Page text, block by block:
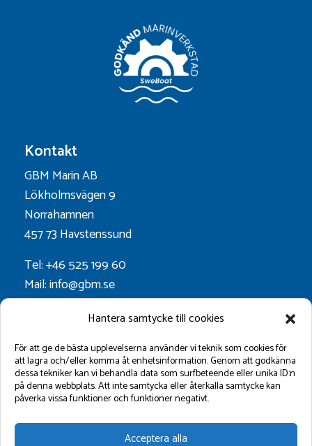
Hantera samtycke till cookies
För att ge de bästa upplevelserna använder vi teknik som cookies för
att lagra och/eller komma åt enhetsinformation. Genom att godkänna
dessa tekniker kan vi behandla data som surfbeteende eller unika ID:n
på denna webbplats. Att inte samtycka eller återkalla samtycke kan
påverka vissa funktioner och funktioner negativt.
Acceptera alla
Kontakt
GBM Marin AB
Lökholmsvägen 9
Norrahamnen
457 73 Havstenssund
Tel: +46 525 199 60
Mail: info@gbm.se
Org.nr. 556052-0628
Följ oss på: